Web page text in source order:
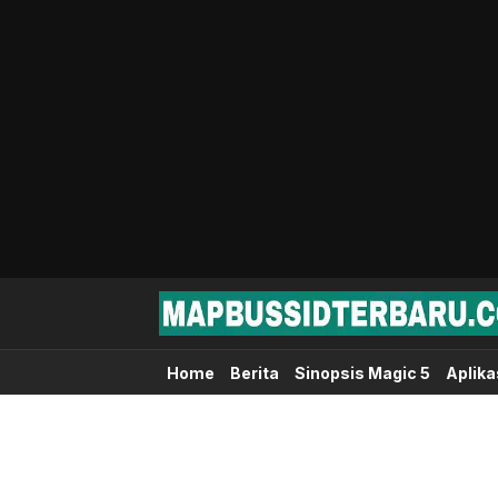
Map Bussid Terbaru
MapBussidTerbaru.com | Pusat
Home Berita Sinopsis Magic 5